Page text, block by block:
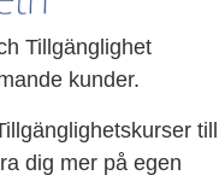
Tillgänglighet
kunder.
till
dig mer på egen